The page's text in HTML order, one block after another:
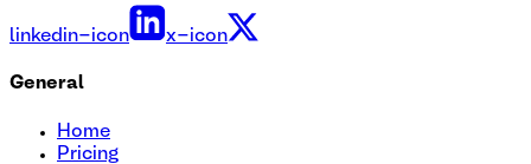
linkedin-icon x-icon
General
Home
Pricing